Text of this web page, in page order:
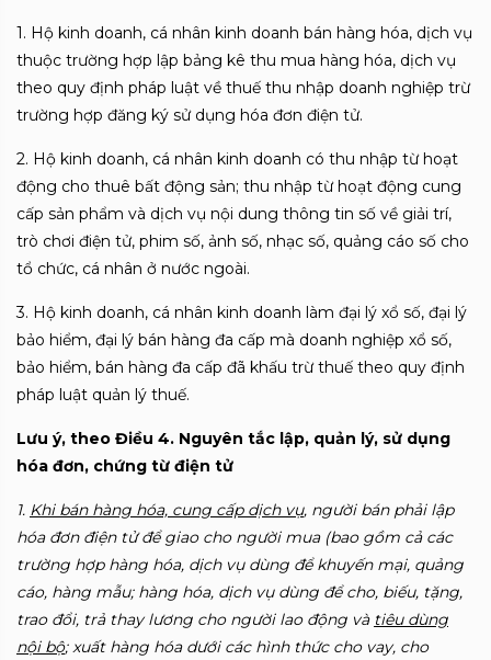
1. Hộ kinh doanh, cá nhân kinh doanh bán hàng hóa, dịch vụ
thuộc trường hợp lập bảng kê thu mua hàng hóa, dịch vụ
theo quy định pháp luật về thuế thu nhập doanh nghiệp trừ
trường hợp đăng ký sử dụng hóa đơn điện tử.
2. Hộ kinh doanh, cá nhân kinh doanh có thu nhập từ hoạt
động cho thuê bất động sản; thu nhập từ hoạt động cung
cấp sản phẩm và dịch vụ nội dung thông tin số về giải trí,
trò chơi điện tử, phim số, ảnh số, nhạc số, quảng cáo số cho
tổ chức, cá nhân ở nước ngoài.
3. Hộ kinh doanh, cá nhân kinh doanh làm đại lý xổ số, đại lý
bảo hiểm, đại lý bán hàng đa cấp mà doanh nghiệp xổ số,
bảo hiểm, bán hàng đa cấp đã khấu trừ thuế theo quy định
pháp luật quản lý thuế.
Lưu ý, theo Điều 4. Nguyên tắc lập, quản lý, sử dụng
hóa đơn, chứng từ điện tử
1. Khi bán hàng hóa, cung cấp dịch vụ, người bán phải lập
hóa đơn điện tử để giao cho người mua (bao gồm cả các
trường hợp hàng hóa, dịch vụ dùng để khuyến mại, quảng
cáo, hàng mẫu; hàng hóa, dịch vụ dùng để cho, biếu, tặng,
trao đổi, trả thay lương cho người lao động và tiêu dùng
nội bộ; xuất hàng hóa dưới các hình thức cho vay, cho